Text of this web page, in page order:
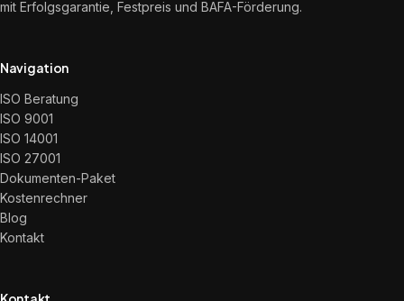
mit Erfolgsgarantie, Festpreis und BAFA-Förderung.
Navigation
ISO Beratung
ISO 9001
ISO 14001
ISO 27001
Dokumenten-Paket
Kostenrechner
Blog
Kontakt